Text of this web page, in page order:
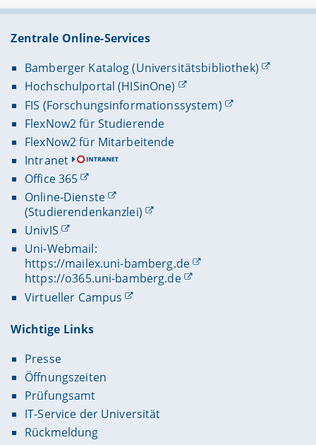
Zentrale Online-Services
Bamberger Katalog (Universitätsbibliothek)
Hochschulportal (HISinOne)
FIS (Forschungsinformationssystem)
FlexNow2 für Studierende
FlexNow2 für Mitarbeitende
Intranet
Office 365
Online-Dienste
(Studierendenkanzlei)
UnivIS
Uni-Webmail:
https://mailex.uni-bamberg.de
https://o365.uni-bamberg.de
Virtueller Campus
Wichtige Links
Presse
Öffnungszeiten
Prüfungsamt
IT-Service der Universität
Rückmeldung